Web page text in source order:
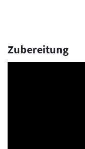
Zubereitung